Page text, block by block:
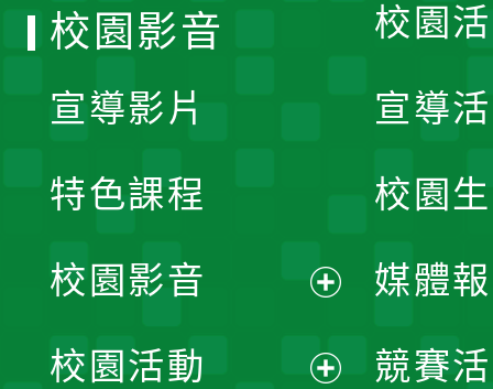
校園
宣導
校園
媒體
競賽
校園影音
宣導影片
特色課程
校園影音
校園活動